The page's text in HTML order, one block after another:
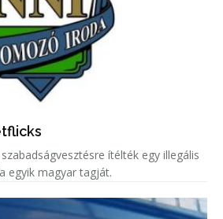
ítélték egy illegális
egyik magyar tagját.